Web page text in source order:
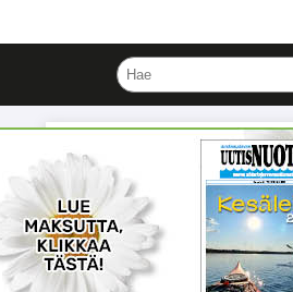
Näköislehti